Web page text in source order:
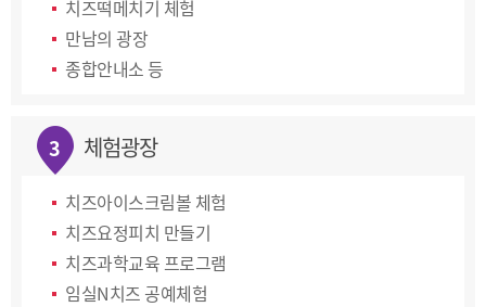
치즈떡메치기 체험
만남의 광장
종합안내소 등
3 체험광장
치즈아이스크림볼 체험
치즈요정피치 만들기
치즈과학교육 프로그램
임실N치즈 공예체험